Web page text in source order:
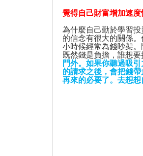
覺得自己財富增加速度
為什麼自己勤於學習
的信念有很大的關係
小時候經常為錢吵架
既然錢是負擔，誰想
門外。如果你聽過吸
的請求之後，會把錢
再來的必要了。去想想